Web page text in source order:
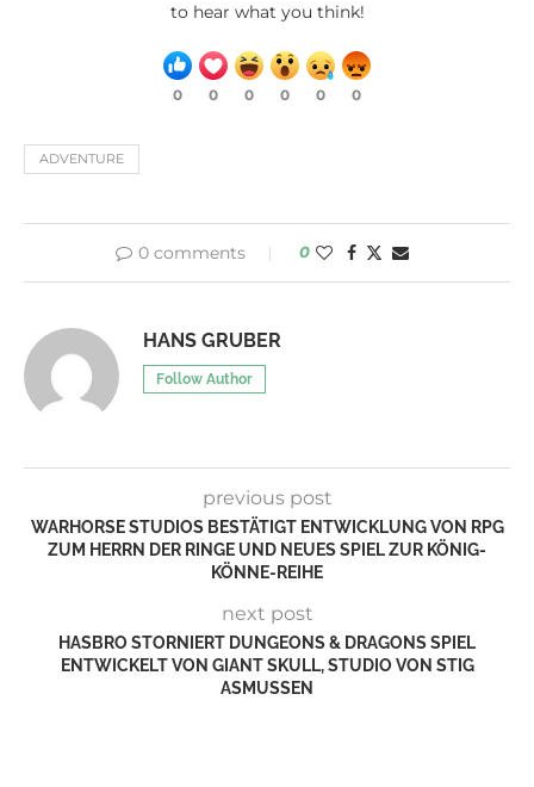
to hear what you think!
0 0 0 0 0 0
ADVENTURE
0 comments 0
HANS GRUBER
Follow Author
previous post
WARHORSE STUDIOS BESTÄTIGT ENTWICKLUNG VON RPG
ZUM HERRN DER RINGE UND NEUES SPIEL ZUR KÖNIG-
KÖNNE-REIHE
next post
HASBRO STORNIERT DUNGEONS & DRAGONS SPIEL
ENTWICKELT VON GIANT SKULL, STUDIO VON STIG
ASMUSSEN